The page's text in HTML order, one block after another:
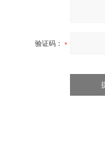
验证码：